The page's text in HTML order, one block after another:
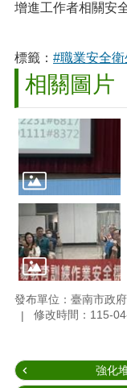
增進工作者相關安
標籤： #職業安全衛
相關圖片
發布單位：臺南市政
修改時間：115-
強化